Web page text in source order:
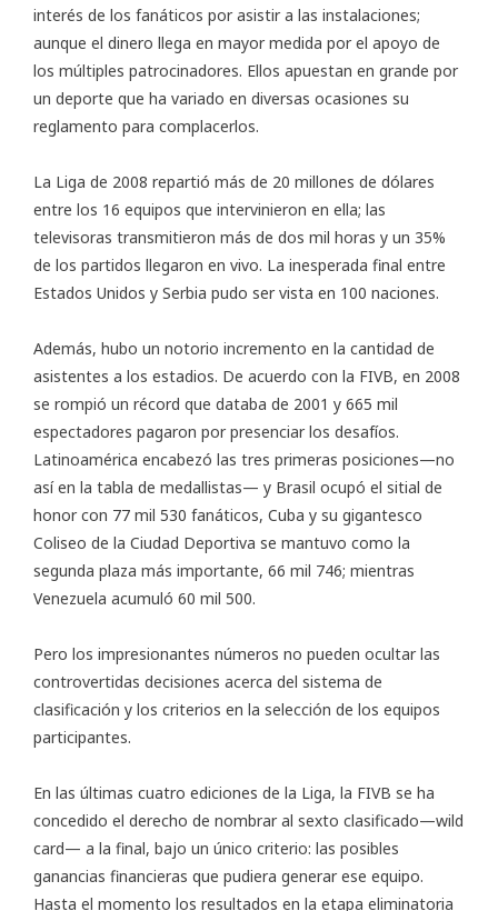
interés de los fanáticos por asistir a las instalaciones;
aunque el dinero llega en mayor medida por el apoyo de
los múltiples patrocinadores. Ellos apuestan en grande por
un deporte que ha variado en diversas ocasiones su
reglamento para complacerlos.
La Liga de 2008 repartió más de 20 millones de dólares
entre los 16 equipos que intervinieron en ella; las
televisoras transmitieron más de dos mil horas y un 35%
de los partidos llegaron en vivo. La inesperada final entre
Estados Unidos y Serbia pudo ser vista en 100 naciones.
Además, hubo un notorio incremento en la cantidad de
asistentes a los estadios. De acuerdo con la FIVB, en 2008
se rompió un récord que databa de 2001 y 665 mil
espectadores pagaron por presenciar los desafíos.
Latinoamérica encabezó las tres primeras posiciones—no
así en la tabla de medallistas— y Brasil ocupó el sitial de
honor con 77 mil 530 fanáticos, Cuba y su gigantesco
Coliseo de la Ciudad Deportiva se mantuvo como la
segunda plaza más importante, 66 mil 746; mientras
Venezuela acumuló 60 mil 500.
Pero los impresionantes números no pueden ocultar las
controvertidas decisiones acerca del sistema de
clasificación y los criterios en la selección de los equipos
participantes.
En las últimas cuatro ediciones de la Liga, la FIVB se ha
concedido el derecho de nombrar al sexto clasificado—wild
card— a la final, bajo un único criterio: las posibles
ganancias financieras que pudiera generar ese equipo.
Hasta el momento los resultados en la etapa eliminatoria